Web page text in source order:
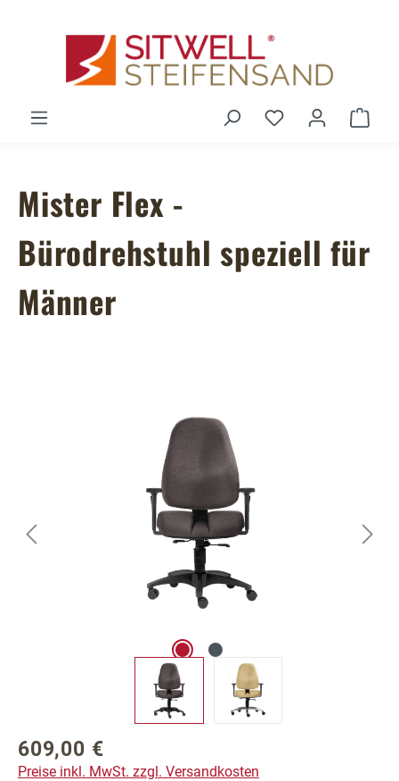
Du hast 0
Mister Flex -
Bürodrehstuhl speziell für
Männer
Bildergalerie überspringen
Regulärer Preis:
609,00 €
Preise inkl. MwSt. zzgl. Versandkosten